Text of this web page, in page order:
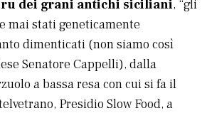
dei grani antichi siciliani, “gli
mai stati geneticamente
dimenticati (non siamo così
Senatore Cappelli), dalla
a bassa resa con cui si fa il
Presidio Slow Food, a